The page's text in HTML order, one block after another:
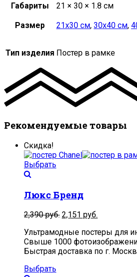
Габариты
21 × 30 × 1.8 см
Размер 21х30 см, 30х40 см,
Тип изделия Постер в рамке
Рекомендуемые товары
Скидка!
Выбрать
Люкс Бренд
2,390руб. 2,151 руб.
Ультрамодные постеры для
Свыше 1000
Быстрая доставка по г.
Выбрать